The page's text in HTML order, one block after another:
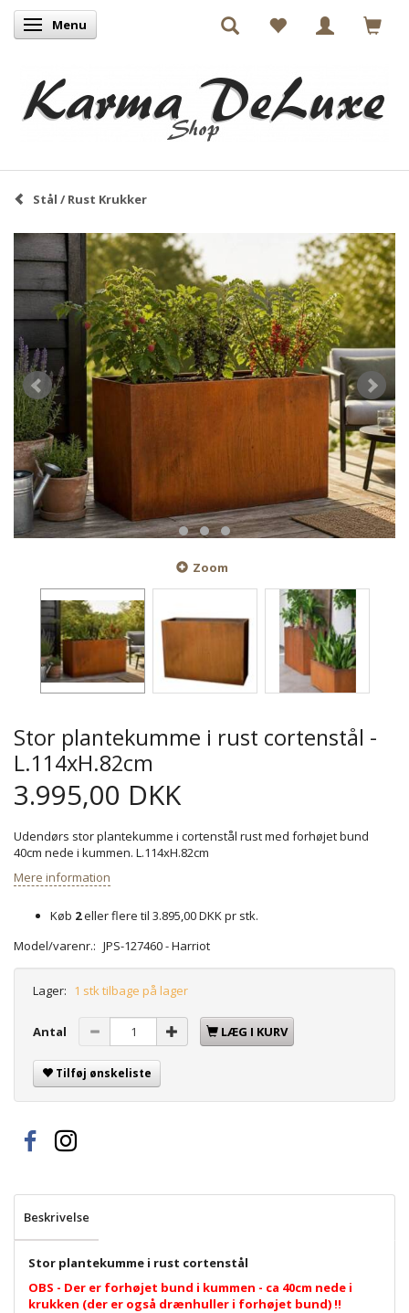
Skifte navigation
Menu
Stål / Rust Krukker
Zoom
Stor plantekumme i rust cortenstål -
L.114xH.82cm
3.995,00 DKK
Udendørs stor plantekumme i cortenstål rust med forhøjet bund
40cm nede i kummen. L.114xH.82cm
Mere information
Køb 2eller flere til 3.895,00 DKKpr stk.
Model/varenr.: JPS-127460 - Harriot
Lager: 1 stk tilbage på lager
Antal LÆG I KURV
Tilføj ønskeliste
Beskrivelse
Stor plantekumme i rust cortenstål
OBS - Der er forhøjet bund i kummen - ca 40cm nede i
krukken (der er også drænhuller i forhøjet bund) !!